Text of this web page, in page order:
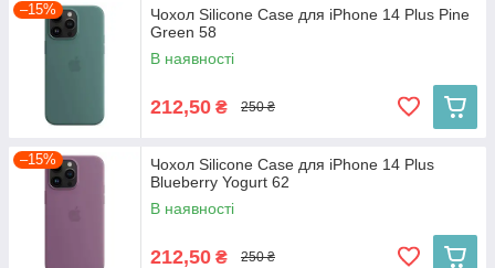
–15%
Чохол Silicone Case для iPhone 14 Plus Pine
Green 58
В наявності
212,50 ₴ 250 ₴
–15%
Чохол Silicone Case для iPhone 14 Plus
Blueberry Yogurt 62
В наявності
212,50 ₴ 250 ₴